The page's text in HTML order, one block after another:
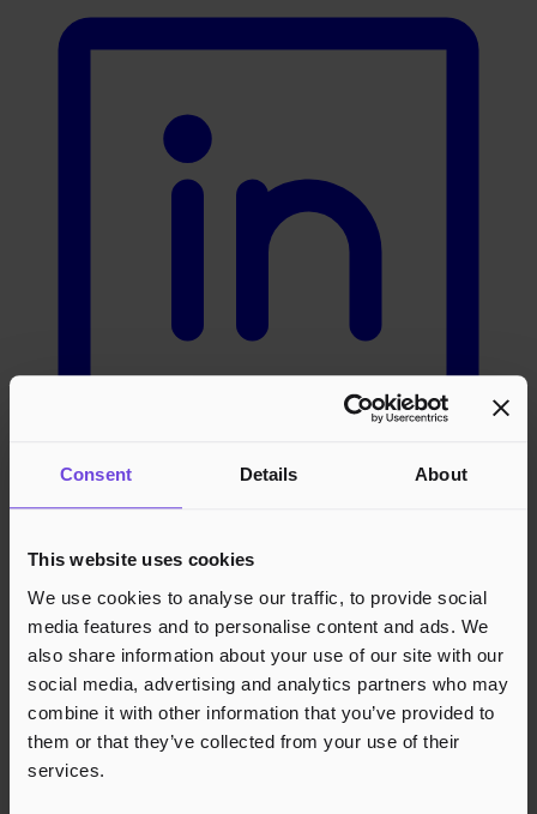
Consent Details About
This website uses cookies
We use cookies to analyse our traffic, to provide social
media features and to personalise content and ads. We
also share information about your use of our site with our
social media, advertising and analytics partners who may
combine it with other information that you’ve provided to
them or that they’ve collected from your use of their
services.
Vilkår for Arrangør
Kjøpere
Vilkår for Kjøper
Opprett konto
Gavekort
Gavekortsaldo